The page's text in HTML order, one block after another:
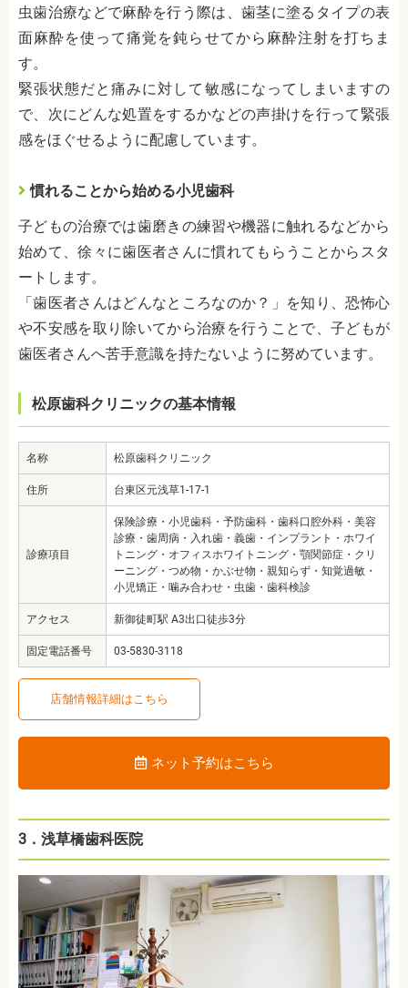
虫歯治療などで麻酔を行う際は、歯茎に塗るタイプの表
面麻酔を使って痛覚を鈍らせてから麻酔注射を打ちま
す。
緊張状態だと痛みに対して敏感になってしまいますの
で、次にどんな処置をするかなどの声掛けを行って緊張
感をほぐせるように配慮しています。
慣れることから始める小児歯科
子どもの治療では歯磨きの練習や機器に触れるなどから
始めて、徐々に歯医者さんに慣れてもらうことからスタ
ートします。
「歯医者さんはどんなところなのか？」を知り、恐怖心
や不安感を取り除いてから治療を行うことで、子どもが
歯医者さんへ苦手意識を持たないように努めています。
松原歯科クリニックの基本情報
名称 松原歯科クリニック
住所 台東区元浅草1-17-1
診療項目
保険診療・小児歯科・予防歯科・歯科口腔外科・美容
診療・歯周病・入れ歯・義歯・インプラント・ホワイ
トニング・オフィスホワイトニング・顎関節症・クリ
ーニング・つめ物・かぶせ物・親知らず・知覚過敏・
小児矯正・噛み合わせ・虫歯・歯科検診
アクセス 新御徒町駅 A3出口徒歩3分
固定電話番号 03-5830-3118
店舗情報詳細はこちら
ネット予約はこちら
3．浅草橋歯科医院